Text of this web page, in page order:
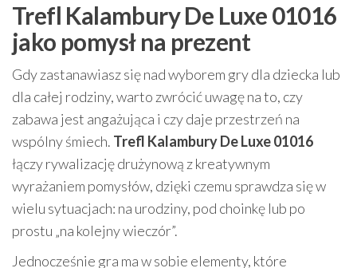
Trefl Kalambury De Luxe 01016
jako pomysł na prezent
Gdy zastanawiasz się nad wyborem gry dla dziecka lub
dla całej rodziny, warto zwrócić uwagę na to, czy
zabawa jest angażująca i czy daje przestrzeń na
wspólny śmiech. Trefl Kalambury De Luxe 01016
łączy rywalizację drużynową z kreatywnym
wyrażaniem pomysłów, dzięki czemu sprawdza się w
wielu sytuacjach: na urodziny, pod choinkę lub po
prostu „na kolejny wieczór”.
Jednocześnie gra ma w sobie elementy, które